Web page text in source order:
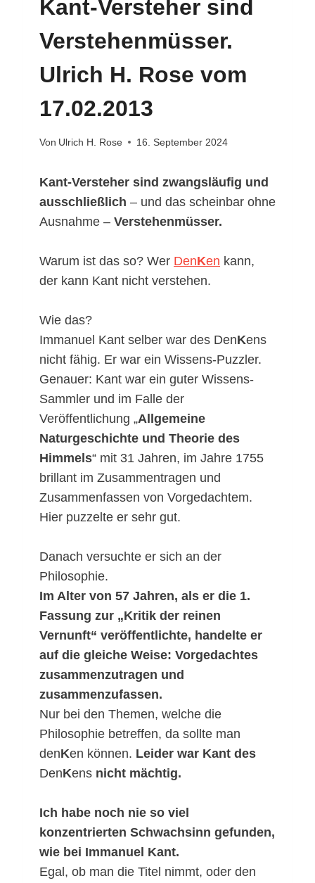
Kant-Versteher sind
Verstehenmüsser.
Ulrich H. Rose vom
17.02.2013
Von Ulrich H. Rose 16. September 2024
Kant-Versteher sind zwangsläufig und
ausschließlich – und das scheinbar ohne
Ausnahme – Verstehenmüsser.
Warum ist das so? Wer DenKen kann,
der kann Kant nicht verstehen.
Wie das?
Immanuel Kant selber war des DenKens
nicht fähig. Er war ein Wissens-Puzzler.
Genauer: Kant war ein guter Wissens-
Sammler und im Falle der
Veröffentlichung „Allgemeine
Naturgeschichte und Theorie des
Himmels“ mit 31 Jahren, im Jahre 1755
brillant im Zusammentragen und
Zusammenfassen von Vorgedachtem.
Hier puzzelte er sehr gut.
Danach versuchte er sich an der
Philosophie.
Im Alter von 57 Jahren, als er die 1.
Fassung zur „Kritik der reinen
Vernunft“ veröffentlichte, handelte er
auf die gleiche Weise: Vorgedachtes
zusammenzutragen und
zusammenzufassen.
Nur bei den Themen, welche die
Philosophie betreffen, da sollte man
denKen können. Leider war Kant des
DenKens nicht mächtig.
Ich habe noch nie so viel
konzentrierten Schwachsinn gefunden,
wie bei Immanuel Kant.
Egal, ob man die Titel nimmt, oder den